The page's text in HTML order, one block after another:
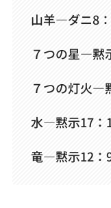
山羊―ダニ8
７つの星―黙
７つの灯火―
水―黙示17：
竜―黙示12：